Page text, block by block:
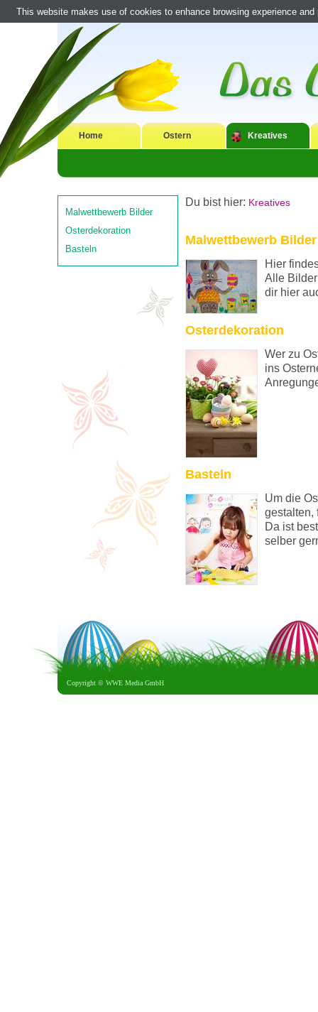
Home Ostern Kreatives
Malwettbewerb Bilder
Osterdekoration
Basteln
Du bist hier: Kreatives
Malwettbewerb Bilder
Hier
Alle
dir hier
Osterdekoration
Wer zu
ins
Basteln
Um die
gestalten,
Da ist
selber
Copyright © WWE Media GmbH
This website makes use of cookies to enhance browsing experience